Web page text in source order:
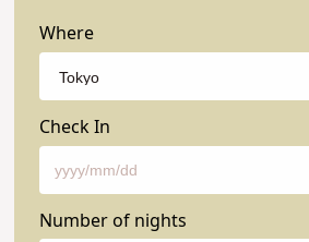
Where
Check In
Number of nights